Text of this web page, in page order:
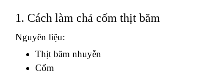
1. Cách làm chả cốm thịt băm
Nguyên liệu:
Thịt băm nhuyễn
Cốm